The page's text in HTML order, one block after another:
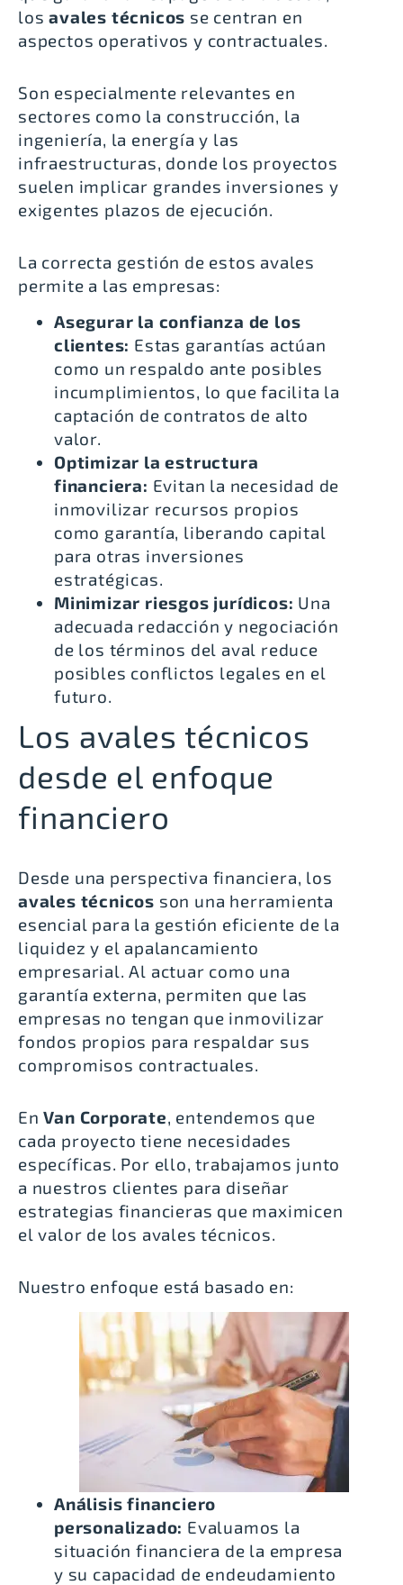
losavales técnicos se centran en
aspectos operativos y contractuales.
Son especialmente relevantes en
sectores como la construcción, la
ingeniería, la energía y las
infraestructuras, donde los proyectos
suelen implicar grandes inversiones y
exigentes plazos de ejecución.
La correcta gestión de estos avales
permite a las empresas:
Asegurar la confianza de los
clientes: Estas garantías actúan
como un respaldo ante posibles
incumplimientos, lo que facilita la
captación de contratos de alto
valor.
Optimizar la estructura
financiera: Evitan la necesidad de
inmovilizar recursos propios
como garantía, liberando capital
para otras inversiones
estratégicas.
Minimizar riesgos jurídicos: Una
adecuada redacción y negociación
de los términos del aval reduce
posibles conflictos legales en el
futuro.
Los avales técnicos
desde el enfoque
financiero
Desde una perspectiva financiera, los
avales técnicos son una herramienta
esencial para la gestión eficiente de la
liquidez y el apalancamiento
empresarial. Al actuar como una
garantía externa, permiten que las
empresas no tengan que inmovilizar
fondos propios para respaldar sus
compromisos contractuales.
EnVan Corporate, entendemos que
cada proyecto tiene necesidades
específicas. Por ello, trabajamos junto
a nuestros clientes para diseñar
estrategias financieras que maximicen
el valor de los avales técnicos.
Nuestro enfoque está basado en:
Análisis financiero
personalizado: Evaluamos la
situación financiera de la empresa
y su capacidad de endeudamiento